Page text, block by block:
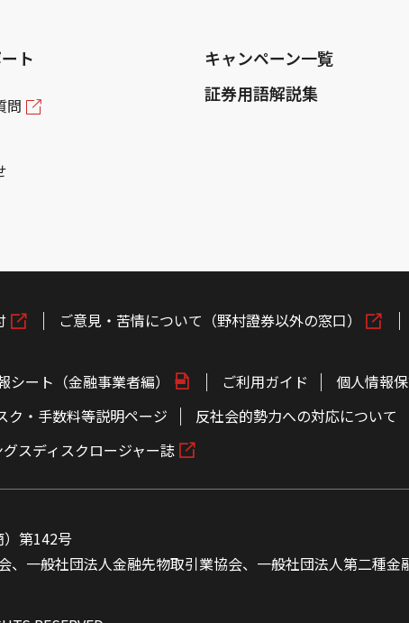
ト
問
キャンペーン一覧
証券用語解説集
ご意見・苦情について（野村證券以外の窓口）
シート（金融事業者編） ご利用ガイド 個人情報
ク・手数料等説明ページ 反社会的勢力への対応について
スディスクロージャー誌
第142号
一般社団法人金融先物取引業協会、一般社団法人第二種金